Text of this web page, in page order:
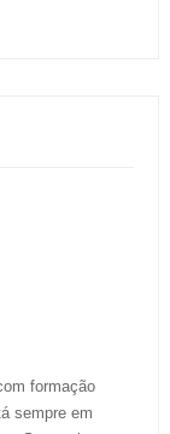
formação
sempre em